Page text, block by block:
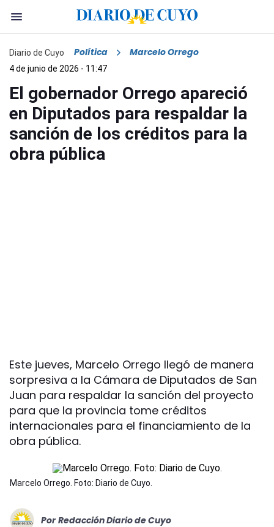
Diario de Cuyo Política Marcelo Orrego
4 de junio de 2026 - 11:47
El gobernador Orrego apareció
en Diputados para respaldar la
sanción de los créditos para la
obra pública
Este jueves, Marcelo Orrego llegó de manera
sorpresiva a la Cámara de Diputados de San
Juan para respaldar la sanción del proyecto
para que la provincia tome créditos
internacionales para el financiamiento de la
obra pública.
Marcelo Orrego. Foto: Diario de Cuyo.
Por Redacción Diario de Cuyo